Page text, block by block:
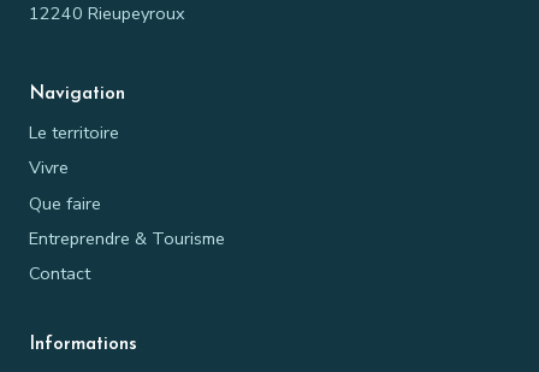
12240 Rieupeyroux
Navigation
Le territoire
Vivre
Que faire
Entreprendre & Tourisme
Contact
Informations